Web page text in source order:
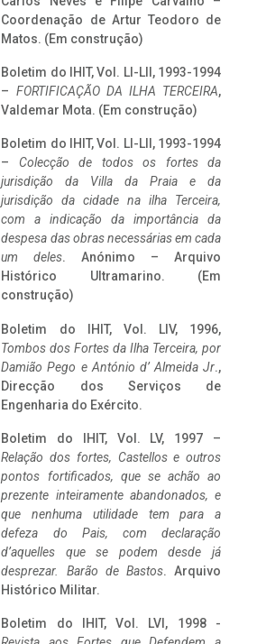
Coordenação de Artur Teodoro de
Matos. (Em construção)
Boletim do IHIT, Vol. LI-LII, 1993-1994
– FORTIFICAÇÃO DA ILHA TERCEIRA,
Valdemar Mota. (Em construção)
Boletim do IHIT, Vol. LI-LII, 1993-1994
– Colecção de todos os fortes da
jurisdição da Villa da Praia e da
jurisdição da cidade na ilha Terceira,
com a indicação da importância da
despesa das obras necessárias em cada
um deles. Anónimo – Arquivo
Histórico Ultramarino. (Em
construção)
Boletim do IHIT, Vol. LIV, 1996,
Tombos dos Fortes da Ilha Terceira, por
Damião Pego e António d’ Almeida Jr.,
Direcção dos Serviços de
Engenharia do Exército.
Boletim do IHIT, Vol. LV, 1997 –
Relação dos fortes, Castellos e outros
pontos fortificados, que se achão ao
prezente inteiramente abandonados, e
que nenhuma utilidade tem para a
defeza do Pais, com declaração
d’aquelles que se podem desde já
desprezar. Barão de Bastos. Arquivo
Histórico Militar.
Boletim do IHIT, Vol. LVI, 1998 -